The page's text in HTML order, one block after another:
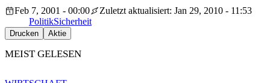
Feb 7, 2001 - 00:00
Zuletzt aktualisiert: Jan 29, 2010 - 11:53
PolitikSicherheit
Drucken Aktie
MEIST GELESEN